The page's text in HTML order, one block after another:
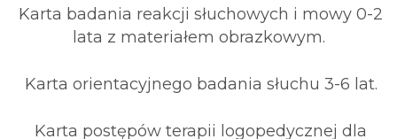
Karta badania reakcji słuchowych i mowy 0-2
lata z materiałem obrazkowym.
Karta orientacyjnego badania słuchu 3-6 lat.
Karta postępów terapii logopedycznej dla